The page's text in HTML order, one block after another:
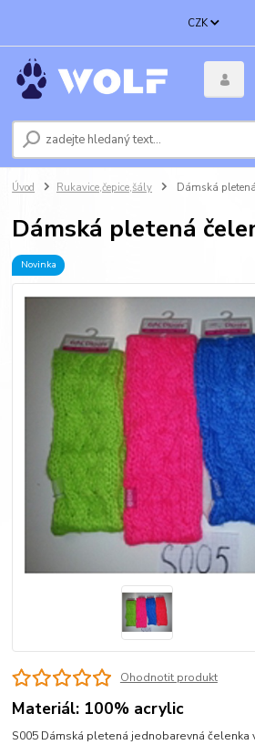
CZK
Úvod Rukavice,čepice,šály Dámská
Dámská pletená
Novinka
Ohodnotit produkt
Materiál: 100% acrylic
S005 Dámská pletená jednobarevná čelenka